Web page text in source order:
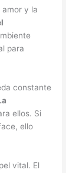
amor y la
para
constante
ellos. Si
ello
vital. El